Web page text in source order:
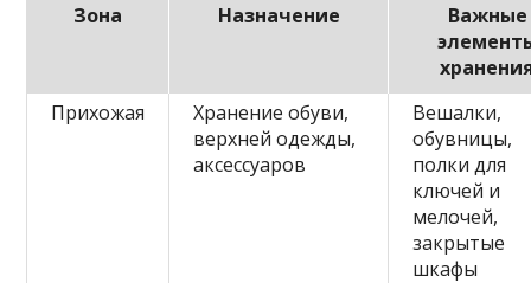
Зона Назначение
Важные
Прихожая
Хранение обуви,
верхней одежды,
аксессуаров
Вешалки,
обувницы,
полки для
ключей и
мелочей,
закрытые
шкафы